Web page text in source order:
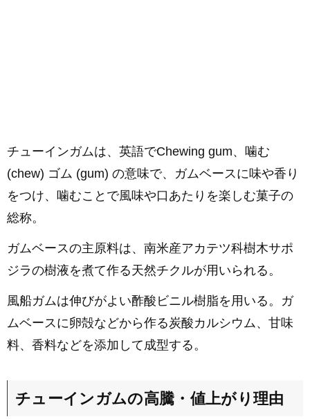
チューインガムは、英語でChewing gum、噛む
(chew) ゴム (gum) の意味で、ガムベースに味や香り
をつけ、噛むことで風味や口あたりを楽しむ菓子の
総称。
ガムベースの主原料は、南米産アカテツ科樹木サポ
ジラの樹液を煮て作る天然チクルが用いられる。
風船ガムは伸びがよい酢酸ビニル樹脂を用いる。ガ
ムベースに卵殻などから作る炭酸カルシウム、甘味
料、香料などを添加して成型する。
チューインガムの高騰・値上がり理由